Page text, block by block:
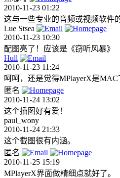
2010-11-23 01:22
这与一些专业的音频或视频软件
Lue Stsea
2010-11-23 10:30
配图亮了！应该是《窃听风暴》
Hull
2010-11-23 11:24
呵呵，还是觉得MPlayerX是
匿名
2010-11-24 13:02
这个插图好有爱！
paul_wony
2010-11-24 21:33
这个截图很有内涵。
匿名
2010-11-25 15:19
MPlayerX界面做精细点就好了。